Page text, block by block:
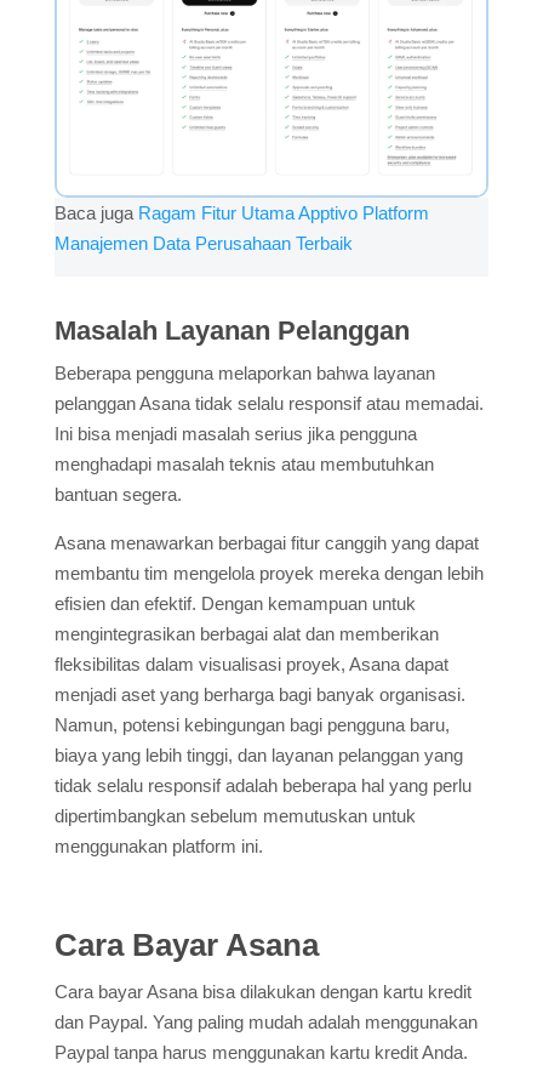
Baca juga Ragam Fitur Utama Apptivo Platform
Manajemen Data Perusahaan Terbaik
Masalah Layanan Pelanggan
Beberapa pengguna melaporkan bahwa layanan
pelanggan Asana tidak selalu responsif atau memadai.
Ini bisa menjadi masalah serius jika pengguna
menghadapi masalah teknis atau membutuhkan
bantuan segera.
Asana menawarkan berbagai fitur canggih yang dapat
membantu tim mengelola proyek mereka dengan lebih
efisien dan efektif. Dengan kemampuan untuk
mengintegrasikan berbagai alat dan memberikan
fleksibilitas dalam visualisasi proyek, Asana dapat
menjadi aset yang berharga bagi banyak organisasi.
Namun, potensi kebingungan bagi pengguna baru,
biaya yang lebih tinggi, dan layanan pelanggan yang
tidak selalu responsif adalah beberapa hal yang perlu
dipertimbangkan sebelum memutuskan untuk
menggunakan platform ini.
Cara Bayar Asana
Cara bayar Asana bisa dilakukan dengan kartu kredit
dan Paypal. Yang paling mudah adalah menggunakan
Paypal tanpa harus menggunakan kartu kredit Anda.